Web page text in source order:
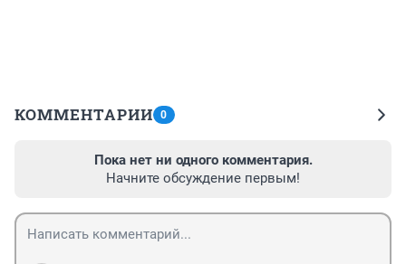
КОММЕНТАРИИ 0
Пока нет ни одного комментария.
Начните обсуждение первым!